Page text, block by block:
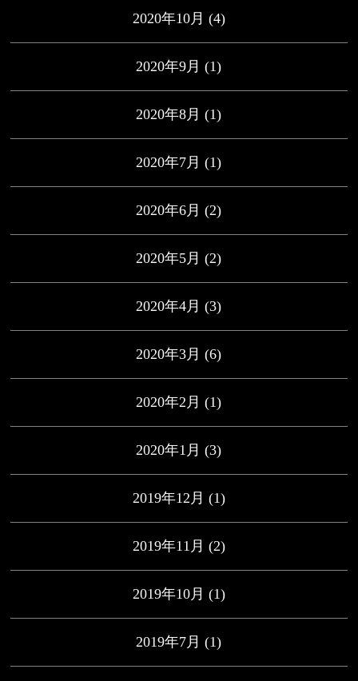
2020年10月 (4)
2020年9月 (1)
2020年8月 (1)
2020年7月 (1)
2020年6月 (2)
2020年5月 (2)
2020年4月 (3)
2020年3月 (6)
2020年2月 (1)
2020年1月 (3)
2019年12月 (1)
2019年11月 (2)
2019年10月 (1)
2019年7月 (1)